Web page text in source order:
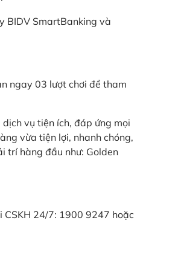
BIDV SmartBanking và
ngay 03 lượt chơi để tham
vụ tiện ích, đáp ứng mọi
vừa tiện lợi, nhanh chóng,
trí hàng đầu như: Golden
CSKH 24/7: 1900 9247 hoặc